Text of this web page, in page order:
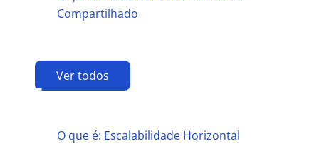
Compartilhado
Ver todos
E
O que é: Escalabilidade Horizontal